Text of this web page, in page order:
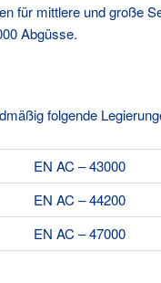
für mittlere und große
Abgüsse.
folgende
EN AC – 43000
EN AC – 44200
EN AC – 47000